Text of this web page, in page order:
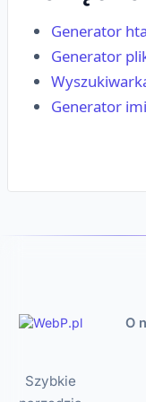
Generator
Generator
Generator
Szybkie
O